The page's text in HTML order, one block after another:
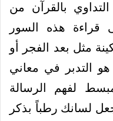
بالقرآن من
قراءة هذه السور
مثل بعد الفجر أو
هو التدبر في معاني
مبسط لفهم الرسالة
لسانك رطباً بذكر